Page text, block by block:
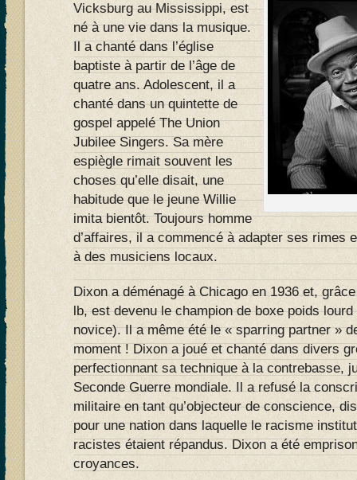
Vicksburg au Mississippi, est
né à une vie dans la musique.
Il a chanté dans l’église
baptiste à partir de l’âge de
quatre ans. Adolescent, il a
chanté dans un quintette de
gospel appelé The Union
Jubilee Singers. Sa mère
espiègle rimait souvent les
choses qu’elle disait, une
habitude que le jeune Willie
imita bientôt. Toujours homme
d’affaires, il a commencé à adapter ses rimes
à des musiciens locaux.
Dixon a déménagé à Chicago en 1936 et,
lb, est devenu le champion de boxe poids
novice). Il a même été le « sparring partner »
moment ! Dixon a joué et chanté dans divers
perfectionnant sa technique à la contrebasse,
Seconde Guerre mondiale. Il a refusé la
militaire en tant qu’objecteur de conscience,
pour une nation dans laquelle le racisme
racistes étaient répandus. Dixon a été
croyances.